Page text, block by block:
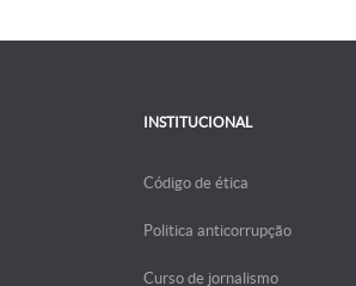
INSTITUCIONAL
Código de ética
Politica anticorrupção
Curso de jornalismo